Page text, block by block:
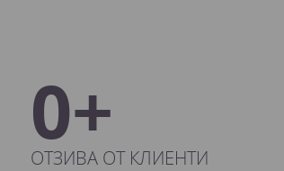
0+
ОТЗИВА ОТ КЛИЕНТИ